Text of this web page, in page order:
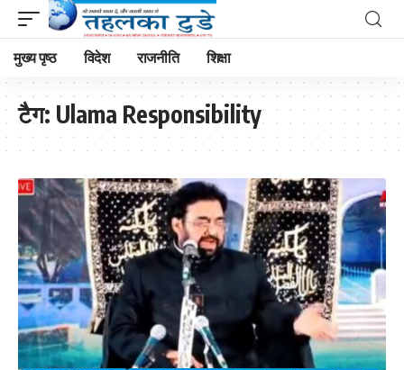
मुख्य पृष्ठ विदेश राजनीति शिक्षा
टैग: Ulama Responsibility